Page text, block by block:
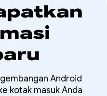
Android
kotak masuk Anda